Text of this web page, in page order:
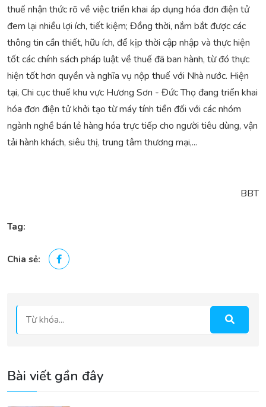
thuế nhận thức rõ về việc triển khai áp dụng hóa đơn điện tử
đem lại nhiều lợi ích, tiết kiệm; Đồng thời, nắm bắt được các
thông tin cần thiết, hữu ích, để kịp thời cập nhập và thực hiện
tốt các chính sách pháp luật về thuế đã ban hành, từ đó thực
hiện tốt hơn quyền và nghĩa vụ nộp thuế với Nhà nước. Hiện
tại, Chi cục thuế khu vực Hương Sơn - Đức Thọ đang triển khai
hóa đơn điện tử khởi tạo từ máy tính tiền đối với các nhóm
ngành nghề bán lẻ hàng hóa trực tiếp cho người tiêu dùng, vận
tải hành khách, siêu thị, trung tâm thương mại,...
BBT
Tag:
Chia sẻ:
Bài viết gần đây